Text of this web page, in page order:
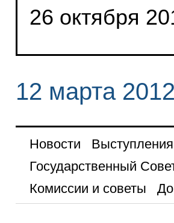
26 октября
12 марта
Новости
Государственный
Комиссии и советы